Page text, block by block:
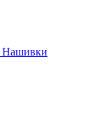
Нашивки